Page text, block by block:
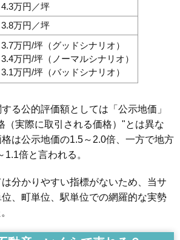
4.3万円／坪
3.8万円／坪
3.7万円/坪（グッドシナリオ）
3.4万円/坪（ノーマルシナリオ）
3.1万円/坪（バッドシナリオ）
る公的評価額としては「公示地価」
（実際に取引される価格）"とは異な
は公示地価の1.5～2.0倍、一方で地方
倍と言われる。
分かりやすい指標がないため、当サ
、町単位、駅単位での網羅的な実勢